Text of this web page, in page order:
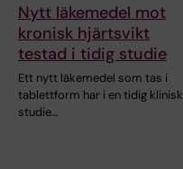
Nytt läkemedel mot
kronisk hjärtsvikt
testad i tidig studie
Ett nytt läkemedel som tas i
tablettform har i en tidig klinisk
studie…